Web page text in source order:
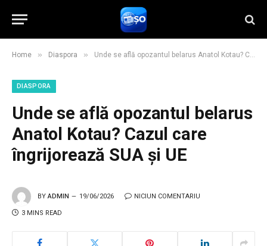
Home » Diaspora » Unde se află opozantul belarus Anatol Kotau? Cazul care îngrijorează SUA și UE
DIASPORA
Unde se află opozantul belarus
Anatol Kotau? Cazul care
îngrijorează SUA și UE
BY ADMIN 19/06/2026 NICIUN COMENTARIU
3 MINS READ